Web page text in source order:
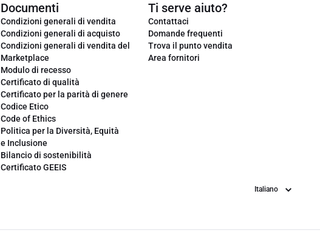
Documenti
Condizioni generali di vendita
Condizioni generali di acquisto
Condizioni generali di vendita del
Marketplace
Modulo di recesso
Certificato di qualità
Certificato per la parità di genere
Codice Etico
Code of Ethics
Politica per la Diversità, Equità
e Inclusione
Bilancio di sostenibilità
Certificato GEEIS
Ti serve aiuto?
Contattaci
Domande frequenti
Trova il punto vendita
Area fornitori
Lingua